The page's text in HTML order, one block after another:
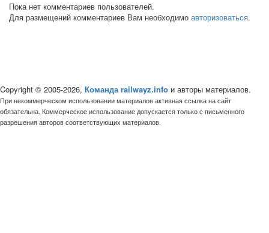
Пока нет комментариев пользователей.
Для размещений комментариев Вам необходимо авторизоваться.
Copyright © 2005-2026, Команда railwayz.info и авторы материалов.
При некоммерческом использовании материалов активная ссылка на сайт
обязательна. Коммерческое использование допускается только с письменного
разрешения авторов соответствующих материалов.